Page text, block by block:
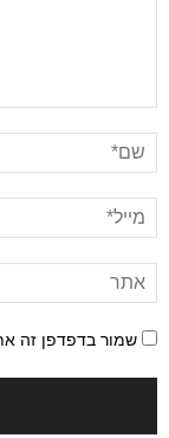
שמור בדפדפן זה